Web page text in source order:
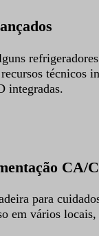
técnicos
integradas.
CA/
para
em vários